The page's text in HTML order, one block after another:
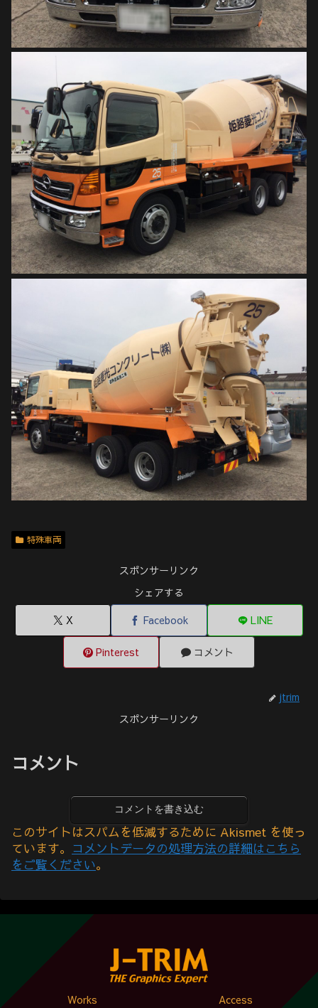
特殊車両
スポンサーリンク
シェアする
X
Facebook LINE
Pinterest コメント
jtrim
スポンサーリンク
コメント
コメントを書き込む
このサイトはスパムを低減するために Akismet を使っ
ています。 コメントデータの処理方法の詳細はこちら
をご覧ください。
Works Access